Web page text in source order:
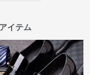
イテム